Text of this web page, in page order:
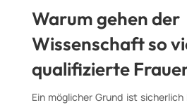
Warum gehen der
Wissenschaft so
qualifizierte
Ein möglicher Grund ist